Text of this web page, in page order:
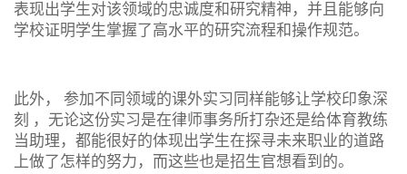
表现出学生对该领域的忠诚度和研究精神，并且能够向
学校证明学生掌握了高水平的研究流程和操作规范。
此外， 参加不同领域的课外实习同样能够让学校印象深
刻 ，无论这份实习是在律师事务所打杂还是给体育教练
当助理，都能很好的体现出学生在探寻未来职业的道路
上做了怎样的努力，而这些也是招生官想看到的。